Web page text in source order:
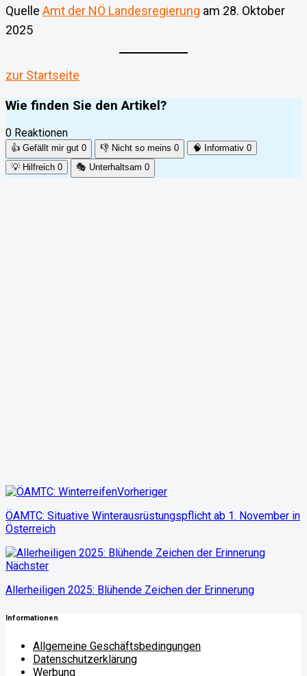
Quelle Amt der NÖ Landesregierung am 28. Oktober
2025
zur Startseite
Wie finden Sie den Artikel?
0 Reaktionen
👍 Gefällt mir gut 0 👎 Nicht so meins 0 🧠 Informativ 0
💡 Hilfreich 0 🎭 Unterhaltsam 0
Vorheriger
ÖAMTC: Situative Winterausrüstungspflicht ab 1. November in
Österreich
Nächster
Allerheiligen 2025: Blühende Zeichen der Erinnerung
Informationen
Allgemeine Geschäftsbedingungen
Datenschutzerklärung
Werbung